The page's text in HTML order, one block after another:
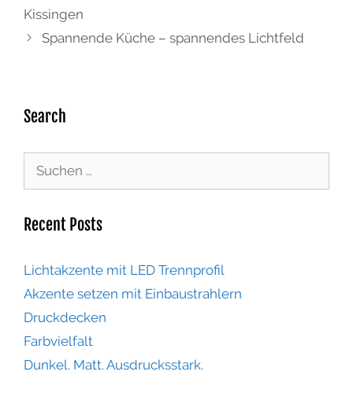
Kissingen
Spannende Küche – spannendes Lichtfeld
Search
Recent Posts
Lichtakzente mit LED Trennprofil
Akzente setzen mit Einbaustrahlern
Druckdecken
Farbvielfalt
Dunkel. Matt. Ausdrucksstark.